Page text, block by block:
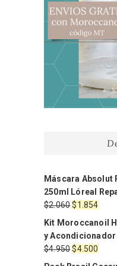
Máscara Absolut
250ml Lóreal
$2.060El
original
era:
$2.060.
$1.854El
es:
Kit Moroccanoil
y
$4.950El
precio
$4.500